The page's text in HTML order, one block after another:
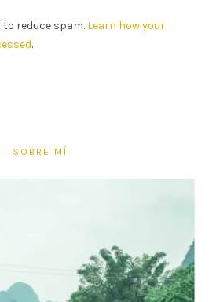
reduce spam. Learn how your
.
SOBRE MÍ